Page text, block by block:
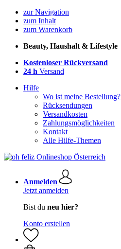
zur Navigation
zum Inhalt
zum Warenkorb
Beauty, Haushalt & Lifestyle
Kostenloser Rückversand
24 h Versand
Hilfe
Wo ist meine Bestellung?
Rücksendungen
Versandkosten
Zahlungsmöglichkeiten
Kontakt
Alle Hilfe-Themen
Anmelden
Jetzt anmelden
Bist du neu hier?
Konto erstellen